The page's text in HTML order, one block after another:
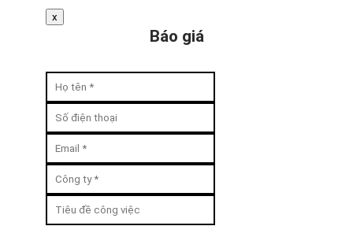
x
Báo giá